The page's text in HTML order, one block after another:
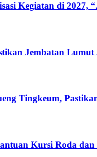
Kegiatan di 2027,
Jembatan
Tingkeum,
Kursi Roda